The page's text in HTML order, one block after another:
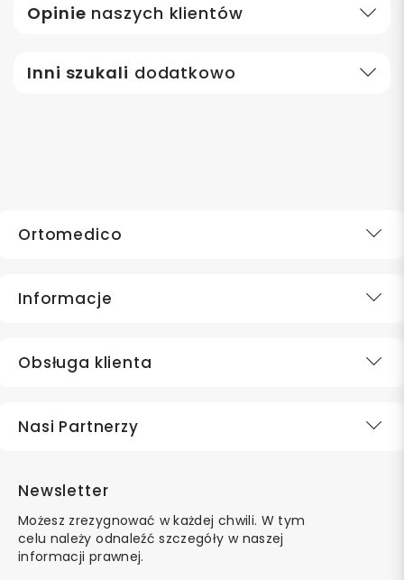
Opinie naszych klientów
Inni szukali dodatkowo
Ortomedico
Informacje
Obsługa klienta
Nasi Partnerzy
Newsletter
Możesz zrezygnować w każdej chwili. W tym
celu należy odnaleźć szczegóły w naszej
informacji prawnej.